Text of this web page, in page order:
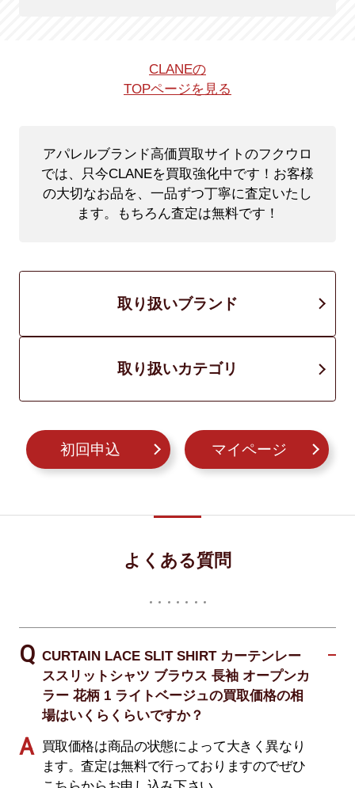
CLANEの
TOPページを見る
アパレルブランド高価買取サイトのフクウロ
では、只今CLANEを買取強化中です！ お客様
の大切なお品を、一品ずつ丁寧に査定いたし
ます。もちろん査定は無料です！
取り扱いブランド
取り扱いカテゴリ
初回申込 マイページ
よくある質問
CURTAIN LACE SLIT SHIRT カーテンレー
ススリットシャツ ブラウス 長袖 オープンカ
ラー 花柄 1 ライトベージュの買取価格の相
場はいくらくらいですか？
買取価格は商品の状態によって大きく異なり
ます。査定は無料で行っておりますのでぜひ